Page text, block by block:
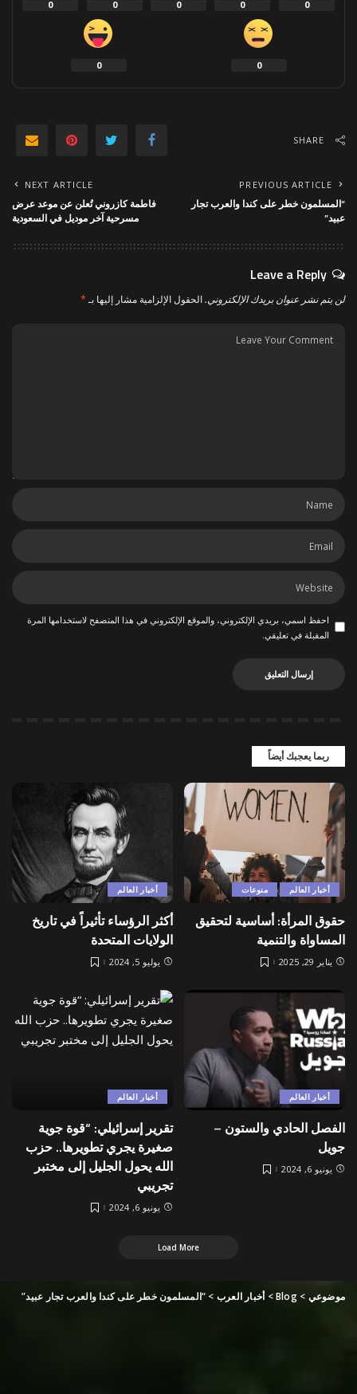
0
0
0
0
0
0
0
SHARE
PREVIOUS ARTICLE
“المسلمون خطر على كندا والعرب تجار
عبيد”
NEXT ARTICLE
فاطمة كازروني تُعلن عن موعد عرض
مسرحية آخر موديل في السعودية
Leave a Reply
لن يتم نشر عنوان بريدك الإلكتروني.الحقول الإلزامية مشار إليها بـ*
احفظ اسمي، بريدي الإلكتروني، والموقع الإلكتروني في هذا المتصفح لاستخدامها المرة
المقبلة في تعليقي.
ربما يعجبك أيضاً
أخبار العالم منوعات
حقوق المرأة: أساسية لتحقيق
المساواة والتنمية
يناير 29, 2025
أخبار العالم
أكثر الرؤساء تأثيراً في تاريخ
الولايات المتحدة
يوليو 5, 2024
أخبار العالم
الفصل الحادي والستون –
جويل
يونيو 6, 2024
أخبار العالم
تقرير إسرائيلي: “قوة جوية
صغيرة يجري تطويرها.. حزب
الله يحول الجليل إلى مختبر
تجريبي
يونيو 6, 2024
Load More
موضوعي >
Blog
>أخبار العرب > “المسلمون خطر على كندا والعرب تجار عبيد”